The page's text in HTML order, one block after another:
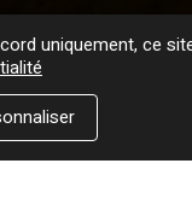
uniquement, ce